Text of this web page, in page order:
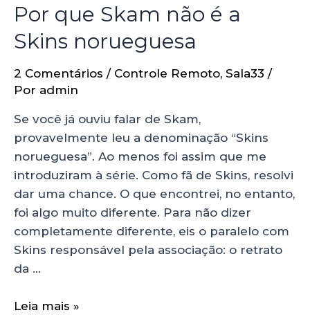
Por que Skam não é a
Skins norueguesa
2 Comentários / Controle Remoto, Sala33 /
Por admin
Se você já ouviu falar de Skam,
provavelmente leu a denominação “Skins
norueguesa”. Ao menos foi assim que me
introduziram à série. Como fã de Skins, resolvi
dar uma chance. O que encontrei, no entanto,
foi algo muito diferente. Para não dizer
completamente diferente, eis o paralelo com
Skins responsável pela associação: o retrato
da …
Leia mais »